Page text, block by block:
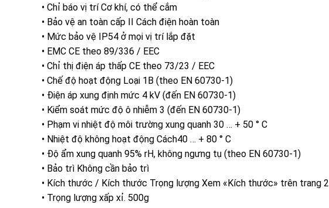
• Chỉ báo vị trí Cơ khí, có thể cắm
• Bảo vệ an toàn cấp II Cách điện hoàn toàn
• Mức bảo vệ IP54 ở mọi vị trí lắp đặt
• EMC CE theo 89/336 / EEC
• Chỉ thị điện áp thấp CE theo 73/23 / EEC
• Chế độ hoạt động Loại 1B (theo EN 60730-1)
• Điện áp xung định mức 4 kV (đến EN 60730-1)
• Kiểm soát mức độ ô nhiễm 3 (đến EN 60730-1)
• Phạm vi nhiệt độ môi trường xung quanh 30 … + 50 ° C
• Nhiệt độ không hoạt động Cách40 … + 80 ° C
• Độ ẩm xung quanh 95% rH, không ngưng tụ (theo EN 60730-1)
• Bảo trì Không cần bảo trì
• Kích thước / Kích thước Trọng lượng Xem «Kích thước» trên trang 2
• Trọng lượng xấp xỉ. 500g